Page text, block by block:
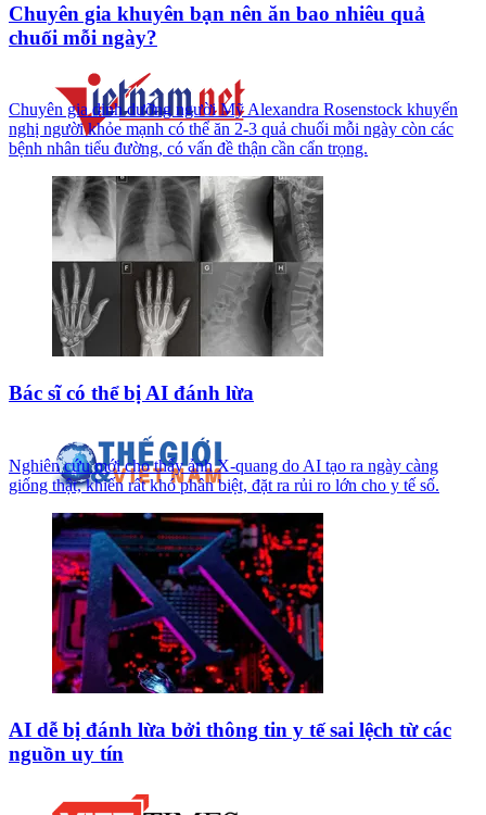
Chuyên gia khuyên bạn nên ăn bao nhiêu quả
chuối mỗi ngày?
Chuyên gia dinh dưỡng người Mỹ Alexandra Rosenstock khuyến
nghị người khỏe mạnh có thể ăn 2-3 quả chuối mỗi ngày còn các
bệnh nhân tiểu đường, có vấn đề thận cần cẩn trọng.
Bác sĩ có thể bị AI đánh lừa
Nghiên cứu mới cho thấy ảnh X-quang do AI tạo ra ngày càng
giống thật, khiến rất khó phân biệt, đặt ra rủi ro lớn cho y tế số.
AI dễ bị đánh lừa bởi thông tin y tế sai lệch từ các
nguồn uy tín